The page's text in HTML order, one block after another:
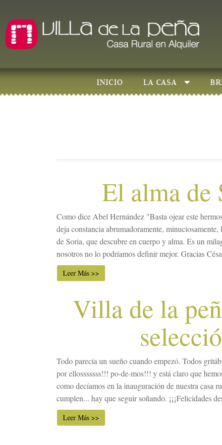
INICIO LA CASA
El alma de
Como dice Abel Hernández "Basta ojear este
deja constancia abrumadoramente, minuciosamente,
de Soria, que descubre en cuerpo y alma. Es un
nosotros no lo podríamos definir mejor. Gracias
Leer Más >>
Villa de la
Todo parecía un sueño cuando empezó. Todos
por ellosssssss!!! po-de-mos!!! y está claro que
como decíamos en la inauguración de nuestra casa
cumplen... hay que seguir soñando. ¡¡¡Felicidades
Leer Más >>